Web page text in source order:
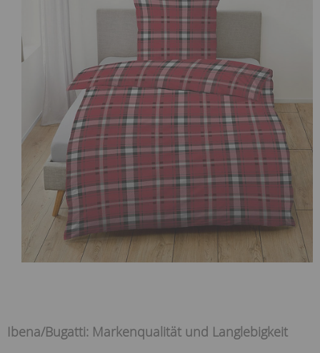
Ibena/Bugatti: Markenqualität und Langlebigkeit